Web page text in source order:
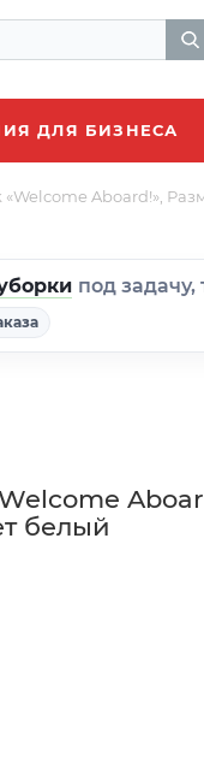
ДЛЯ БИЗНЕСА
Aboard!»,
под
белый